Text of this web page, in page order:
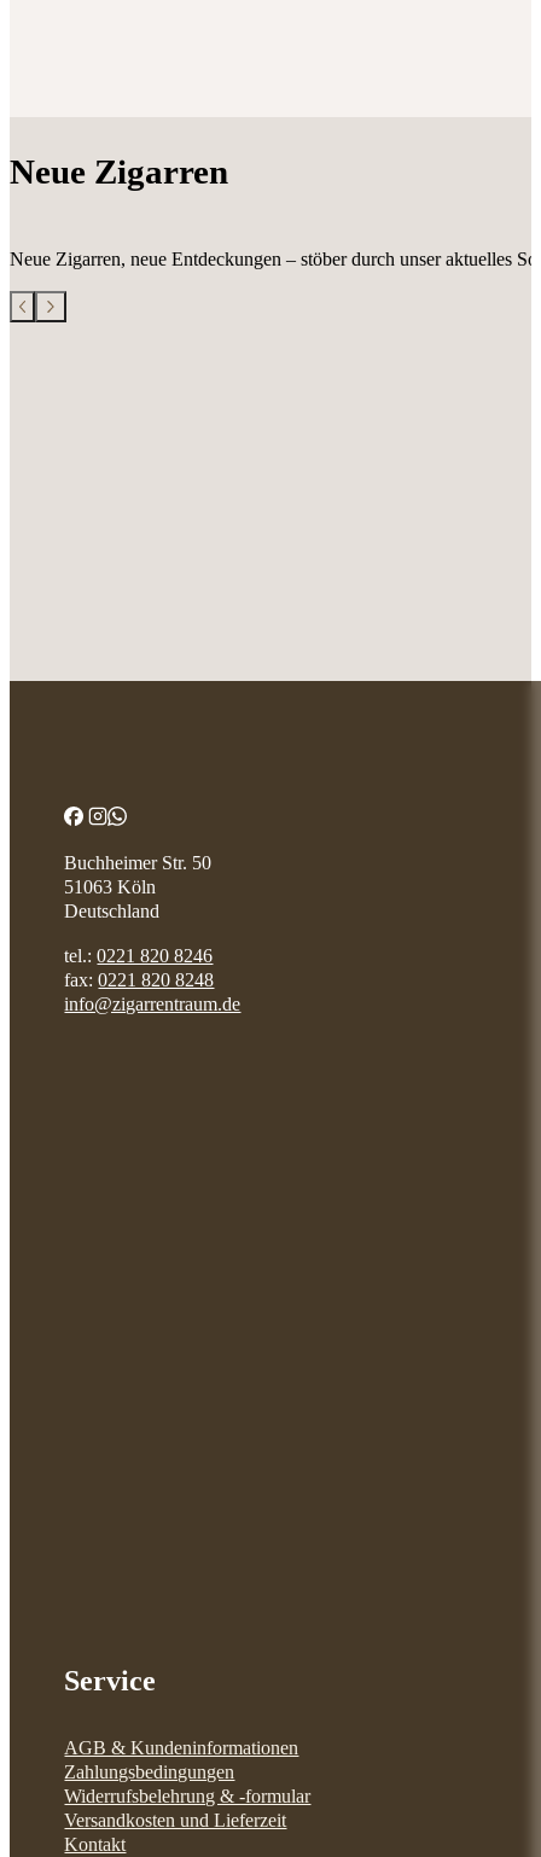
Neue Zigarren
Neue Zigarren, neue Entdeckungen – stöber durch unser aktuelles
Buchheimer Str. 50
51063 Köln
Deutschland
tel.:0221 820 8246
fax:0221 820 8248
info@zigarrentraum.de
Service
AGB & Kundeninformationen
Zahlungsbedingungen
Widerrufsbelehrung & -formular
Versandkosten und Lieferzeit
Kontakt